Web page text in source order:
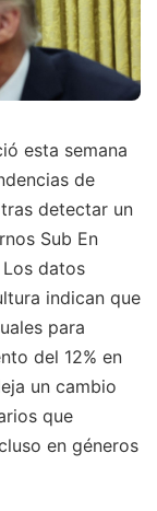
esta semana
de
detectar un
Sub En
datos
indican que
para
del 12% en
un cambio
que
en géneros